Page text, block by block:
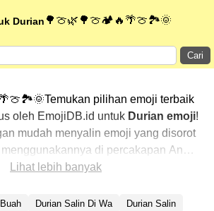
Durian 🌳🍈🌿🌳🍈🏕️🔥🌴🍈🏞️🌞
Cari
pilihan emoji terbaik
oleh EmojiDB.id untuk Durian emoji!
mudah menyalin emoji yang disorot
di percakapan Anda
sentuhan pribadi. Kami telah
terlebih dahulu. Ingin lebih banyak
Lihat lebih banyak
Buah Durian Salin Di Wa
Durian Salin